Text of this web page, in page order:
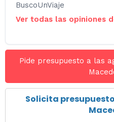
BuscoUnViaje
Ver todas las opiniones
Pide presupuesto a las
Solicita